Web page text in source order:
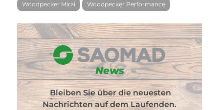
Woodpecker Mirai Woodpecker Performance
News
Bleiben Sie über die neuesten
Nachrichten auf dem Laufenden.